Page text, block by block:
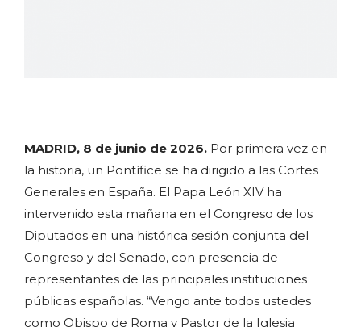
MADRID, 8 de junio de 2026. Por primera vez en
la historia, un Pontífice se ha dirigido a las Cortes
Generales en España. El Papa León XIV ha
intervenido esta mañana en el Congreso de los
Diputados en una histórica sesión conjunta del
Congreso y del Senado, con presencia de
representantes de las principales instituciones
públicas españolas. “Vengo ante todos ustedes
como Obispo de Roma y Pastor de la Iglesia